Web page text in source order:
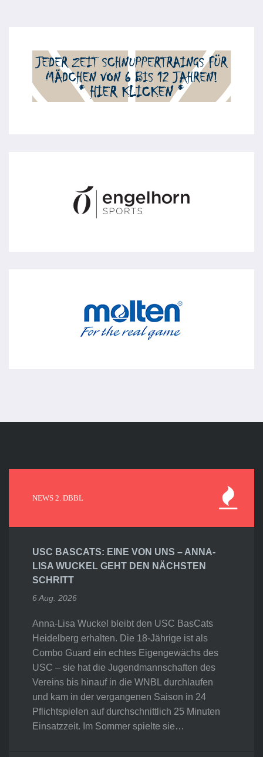
NEWS 2. DBBL
USC BASCATS: EINE VON UNS – ANNA-
LISA WUCKEL GEHT DEN NÄCHSTEN
SCHRITT
6 Aug. 2026
Anna-Lisa Wuckel bleibt den USC BasCats
Heidelberg erhalten. Die 18-Jährige ist als
Combo Guard ein echtes Eigengewächs des
USC – sie hat die Jugendmannschaften des
Vereins bis hinauf in die WNBL durchlaufen
und kam in der vergangenen Saison in 24
Pflichtspielen auf durchschnittlich 25 Minuten
Einsatzzeit. Im Sommer spielte sie…